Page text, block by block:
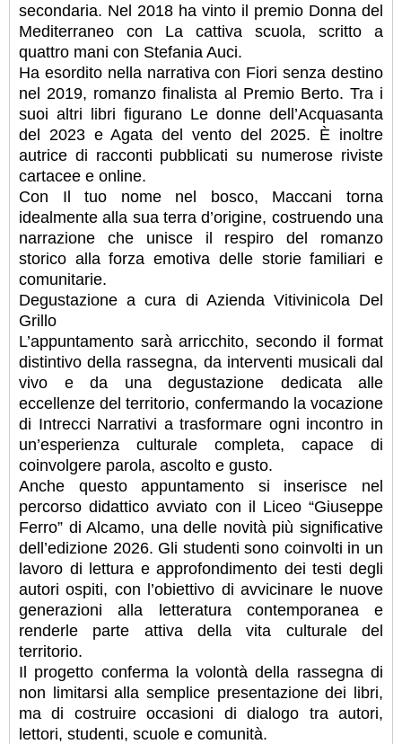
secondaria. Nel 2018 ha vinto il premio Donna del
Mediterraneo con La cattiva scuola, scritto a
quattro mani con Stefania Auci.
Ha esordito nella narrativa con Fiori senza destino
nel 2019, romanzo finalista al Premio Berto. Tra i
suoi altri libri figurano Le donne dell’Acquasanta
del 2023 e Agata del vento del 2025. È inoltre
autrice di racconti pubblicati su numerose riviste
cartacee e online.
Con Il tuo nome nel bosco, Maccani torna
idealmente alla sua terra d’origine, costruendo una
narrazione che unisce il respiro del romanzo
storico alla forza emotiva delle storie familiari e
comunitarie.
Degustazione a cura di Azienda Vitivinicola Del
Grillo
L’appuntamento sarà arricchito, secondo il format
distintivo della rassegna, da interventi musicali dal
vivo e da una degustazione dedicata alle
eccellenze del territorio, confermando la vocazione
di Intrecci Narrativi a trasformare ogni incontro in
un’esperienza culturale completa, capace di
coinvolgere parola, ascolto e gusto.
Anche questo appuntamento si inserisce nel
percorso didattico avviato con il Liceo “Giuseppe
Ferro” di Alcamo, una delle novità più significative
dell’edizione 2026. Gli studenti sono coinvolti in un
lavoro di lettura e approfondimento dei testi degli
autori ospiti, con l’obiettivo di avvicinare le nuove
generazioni alla letteratura contemporanea e
renderle parte attiva della vita culturale del
territorio.
Il progetto conferma la volontà della rassegna di
non limitarsi alla semplice presentazione dei libri,
ma di costruire occasioni di dialogo tra autori,
lettori, studenti, scuole e comunità.